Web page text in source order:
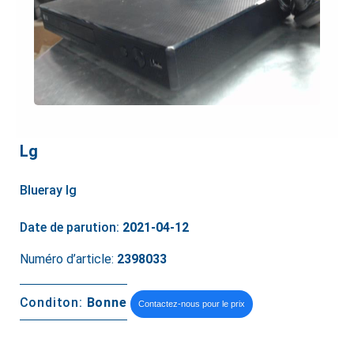
Lg
Blueray lg
Date de parution: 2021-04-12
Numéro d’article: 2398033
Conditon: Bonne Contactez-nous pour le prix